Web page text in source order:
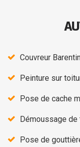
Couvreur
Peinture sur
Pose de cache
Démoussage
Pose de